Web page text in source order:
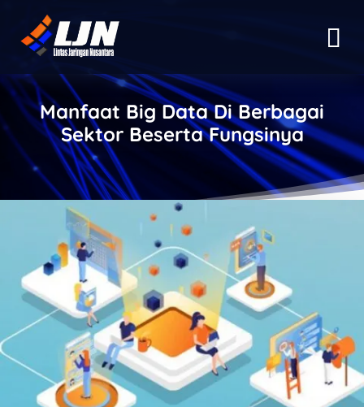
Manfaat Big Data Di Berbagai
Sektor Beserta Fungsinya